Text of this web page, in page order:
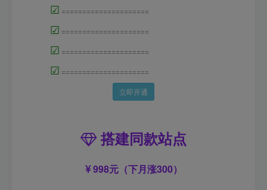
☑ =====================
☑ =====================
☑ =====================
☑ =====================
立即开通
搭建同款站点
998元（下月涨300）